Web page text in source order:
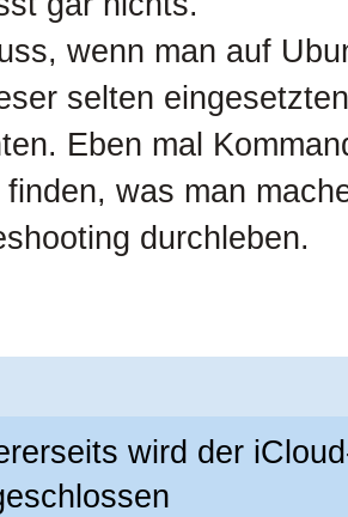
wenn man auf
selten
Eben mal
was man
durchleben.
wird der